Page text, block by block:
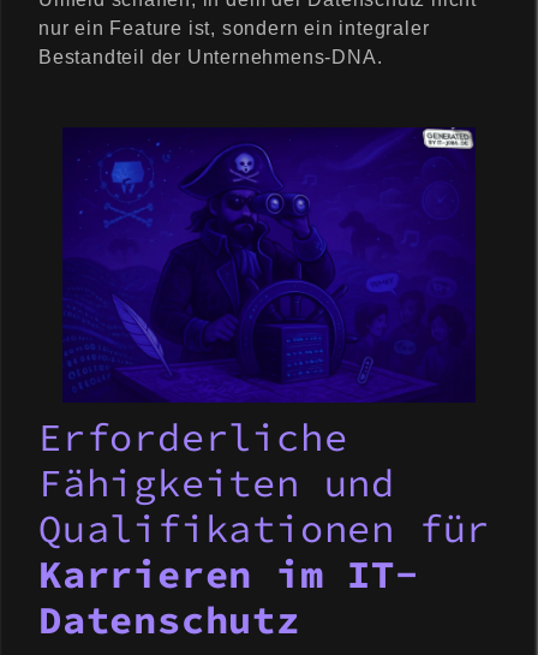
nur ein Feature ist, sondern ein integraler
Bestandteil der Unternehmens-DNA.
Erforderliche
Fähigkeiten und
Qualifikationen für
Karrieren im IT-
Datenschutz